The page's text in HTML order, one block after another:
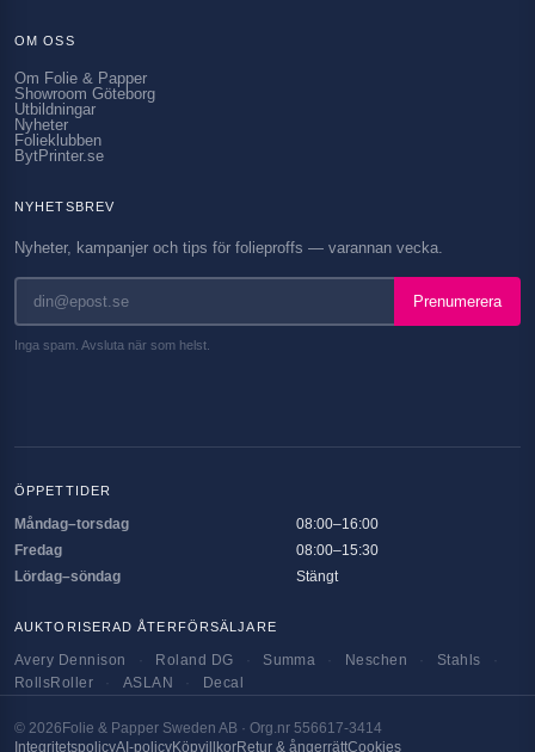
OM OSS
Om Folie & Papper
Showroom Göteborg
Utbildningar
Nyheter
Folieklubben
BytPrinter.se
NYHETSBREV
Nyheter, kampanjer och tips för folieproffs — varannan vecka.
Prenumerera
Inga spam. Avsluta när som helst.
ÖPPETTIDER
Måndag–torsdag
08:00–16:00
Fredag
08:00–15:30
Lördag–söndag
Stängt
AUKTORISERAD ÅTERFÖRSÄLJARE
Avery Dennison Roland DG Summa Neschen Stahls
RollsRoller
ASLAN Decal
© 2026 Folie & Papper Sweden AB · Org.nr 556617-3414
IntegritetspolicyAI-policyKöpvillkorRetur & ångerrättCookies